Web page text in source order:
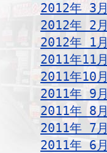
2012年 3月
2012年 2月
2012年 1月
2011年11月
2011年10月
2011年 9月
2011年 8月
2011年 7月
2011年 6月